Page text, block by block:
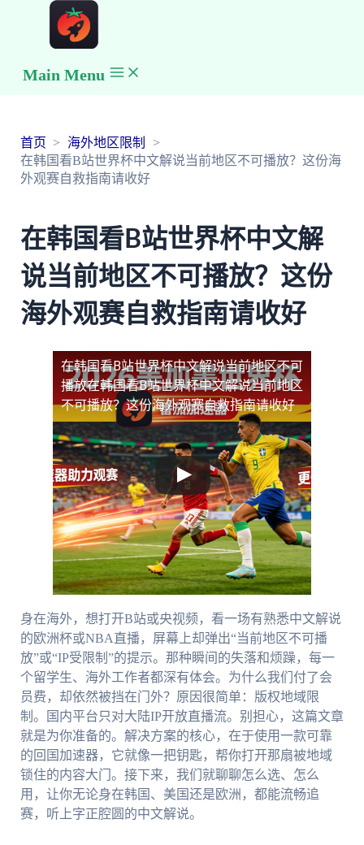
Main Menu
首页
海外地区限制
在韩国看B站世界杯中文解说当前地区不可播放？这份海
外观赛自救指南请收好
在韩国看B站世界杯中文解
说当前地区不可播放？这份
海外观赛自救指南请收好
在韩国看B站世界杯中文解说当前地区不可
播放在韩国看B站世界杯中文解说当前地区
不可播放？这份海外观赛自救指南请收好
身在海外，想打开B站或央视频，看一场有熟悉中文解说
的欧洲杯或NBA直播，屏幕上却弹出“当前地区不可播
放”或“IP受限制”的提示。那种瞬间的失落和烦躁，每一
个留学生、海外工作者都深有体会。为什么我们付了会
员费，却依然被挡在门外？原因很简单：版权地域限
制。国内平台只对大陆IP开放直播流。别担心，这篇文章
就是为你准备的。解决方案的核心，在于使用一款可靠
的回国加速器，它就像一把钥匙，帮你打开那扇被地域
锁住的内容大门。接下来，我们就聊聊怎么选、怎么
用，让你无论身在韩国、美国还是欧洲，都能流畅追
赛，听上字正腔圆的中文解说。